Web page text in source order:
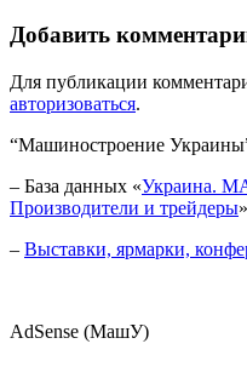
Добавить
Для публикации
авторизоваться.
“Машиностроение
– База данных «Украина.
Производители и трейдеры»
– Выставки, ярмарки,
AdSense (МашУ)